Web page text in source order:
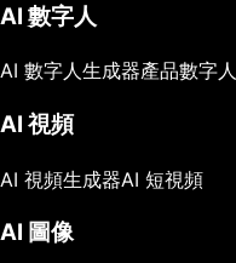
AI 數字人
AI 數字人生成器產品數字人
AI 視頻
AI 視頻生成器AI 短視頻
AI 圖像